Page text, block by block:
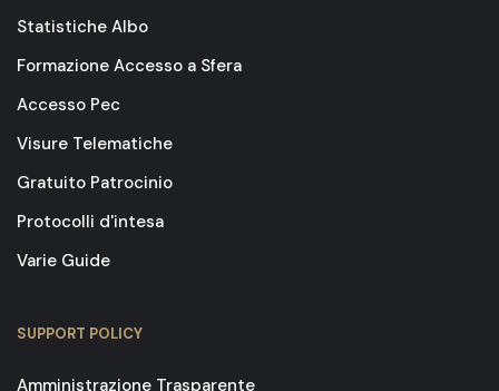
Statistiche Albo
Formazione Accesso a Sfera
Accesso Pec
Visure Telematiche
Gratuito Patrocinio
Protocolli d'intesa
Varie Guide
SUPPORT POLICY
Amministrazione Trasparente